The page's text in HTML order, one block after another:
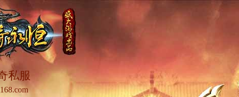
私服